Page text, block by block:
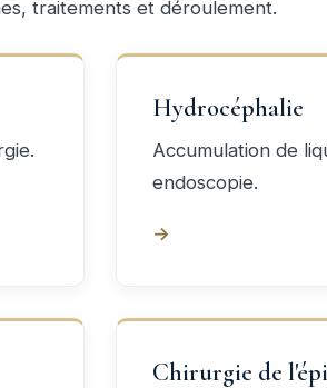
traitements et déroulement.
Hydrocéphalie
Accumulation de
endoscopie.
→
Chirurgie de